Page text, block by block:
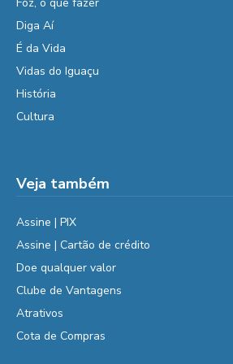
Foz, o que fazer
Diga Aí
É da Vida
Vidas do Iguaçu
História
Cultura
Veja também
Assine | PIX
Assine | Cartão de crédito
Doe qualquer valor
Clube de Vantagens
Atrativos
Cota de Compras